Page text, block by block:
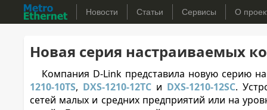
Новости Статьи Сервисы О
Новая серия настраиваемых
Компания D-Link представила новую серию
1210-10TS, DXS-1210-12TCи DXS-1210-12SC.
сетей малых и средних предприятий или на